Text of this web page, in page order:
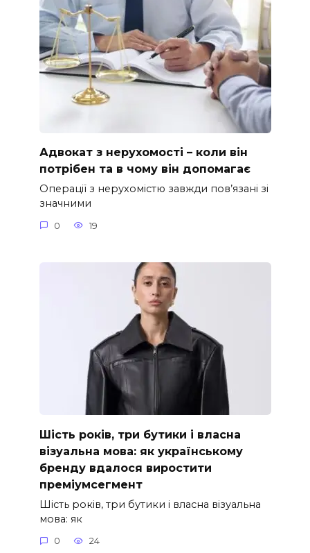
Адвокат з нерухомості – коли він
потрібен та в чому він допомагає
Операції з нерухомістю завжди пов’язані зі
значними
0 19
Шість років, три бутики і власна
візуальна мова: як українському
бренду вдалося виростити
преміумсегмент
Шість років, три бутики і власна візуальна
мова: як
0 24